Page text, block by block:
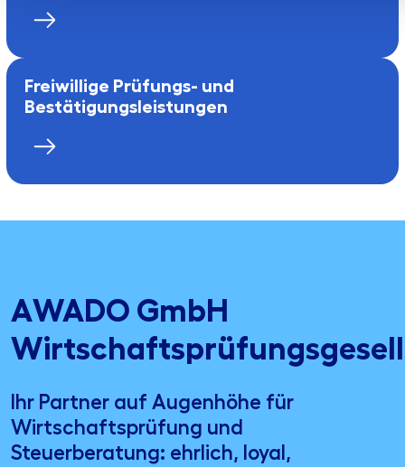
Freiwillige Prüfungs- und
Bestätigungsleistungen
AWADO GmbH
Ihr Partner auf Augenhöhe für
Wirtschaftsprüfung und
Steuerberatung: ehrlich, loyal,